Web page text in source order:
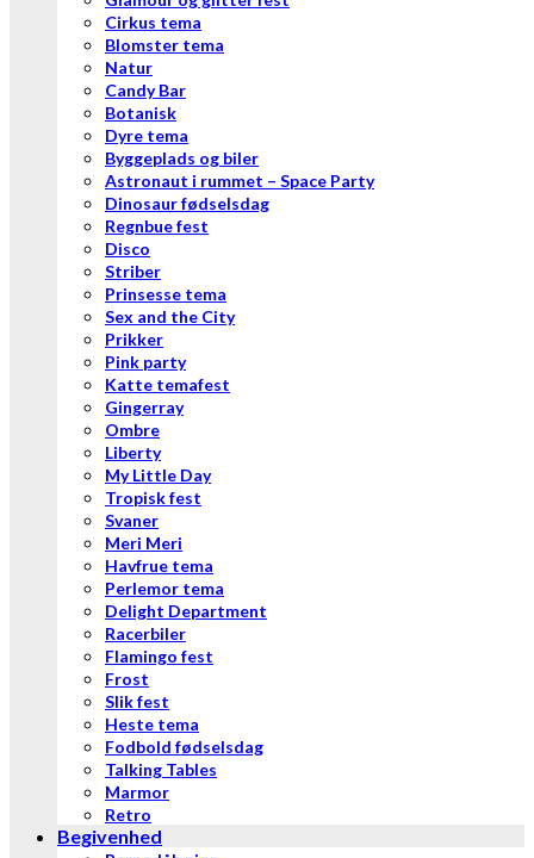
Cirkus tema
Blomster tema
Natur
Candy Bar
Botanisk
Dyre tema
Byggeplads og biler
Astronaut i rummet – Space Party
Dinosaur fødselsdag
Regnbue fest
Disco
Striber
Prinsesse tema
Sex and the City
Prikker
Pink party
Katte temafest
Gingerray
Ombre
Liberty
My Little Day
Tropisk fest
Svaner
Meri Meri
Havfrue tema
Perlemor tema
Delight Department
Racerbiler
Flamingo fest
Frost
Slik fest
Heste tema
Fodbold fødselsdag
Talking Tables
Marmor
Retro
Begivenhed